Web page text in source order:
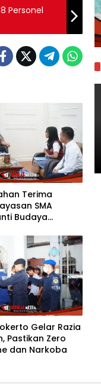
Personel
Terima
SMA
Budaya
Sagala
Gelar Razia
Pastikan Zero
dan Narkoba